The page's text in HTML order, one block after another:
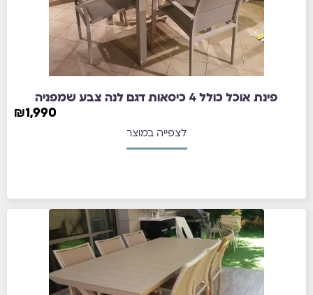
פינת אוכל כולל 4 כיסאות דגם לנה צבע שמפניה
₪1,990
לצפייה במוצר